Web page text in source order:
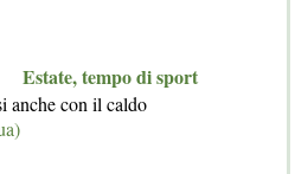
Estate, tempo di sport
anche con il caldo